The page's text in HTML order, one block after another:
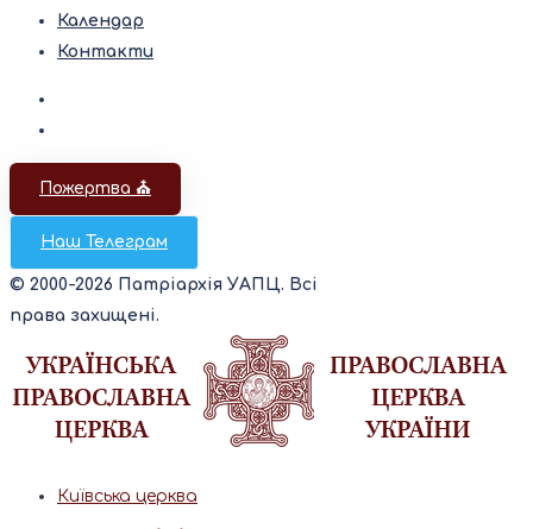
Календар
Контакти
Пожертва ⛪️
Наш Телеграм
© 2000-2026 Патріархія УАПЦ. Всі
права захищені.
Київська церква